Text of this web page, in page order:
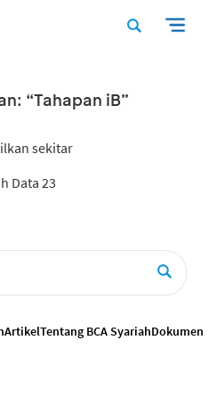
“Tahapan iB”
sekitar
Data 23
ArtikelTentang BCA SyariahDokumen